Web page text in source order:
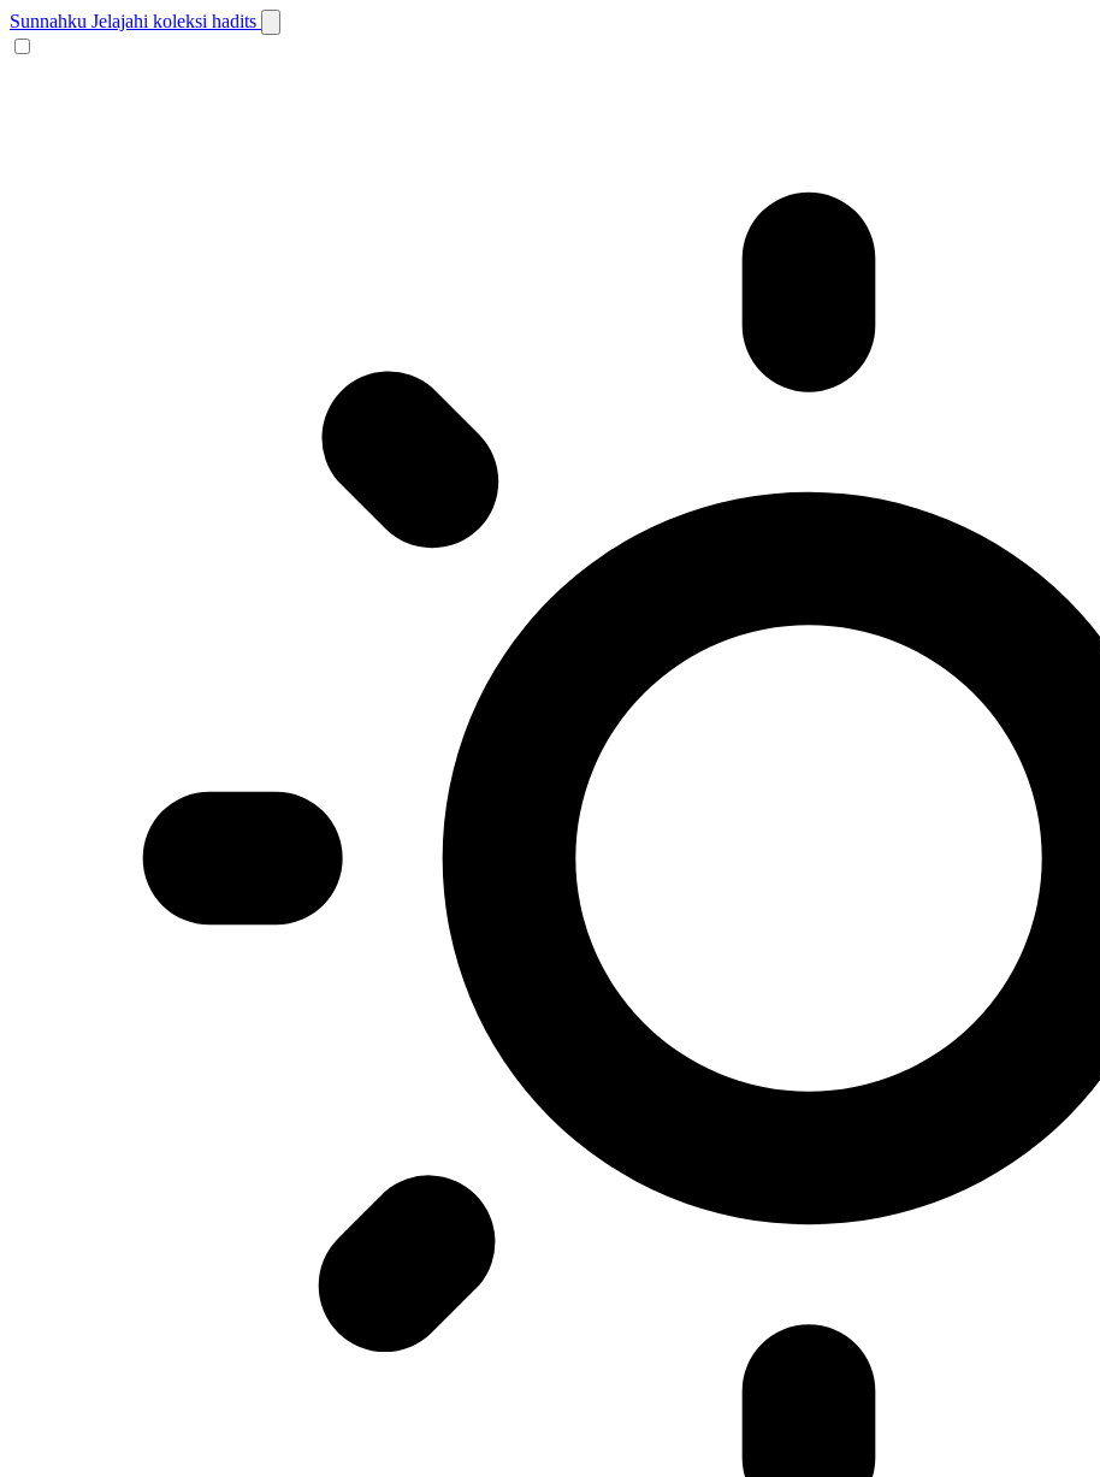
Sunnahku Jelajahi koleksi hadits